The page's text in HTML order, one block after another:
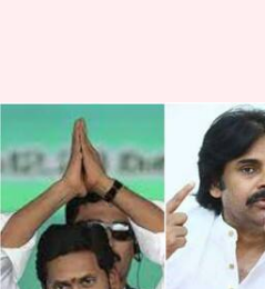
పవన్ భార్యలపై
వ్యాఖ్యలు
వ్రాసిన వారు Stalin Dec 31, 2022 08:53
ఈ వార్తాకథనం ఏంటి